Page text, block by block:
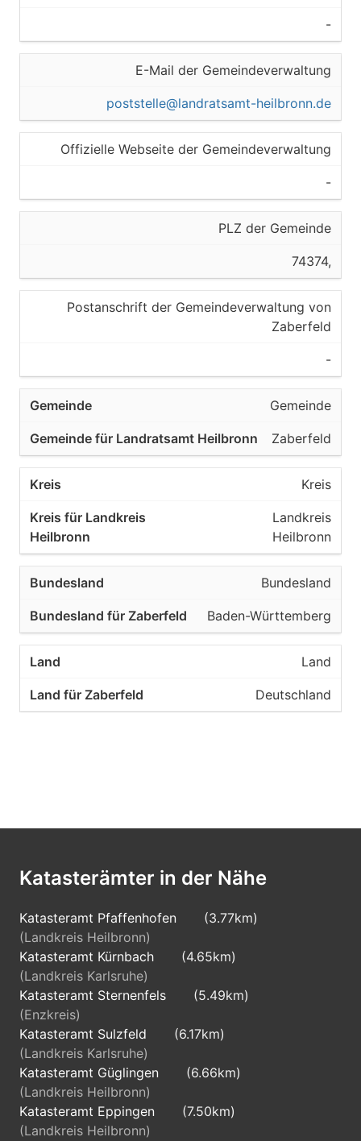
-
E-Mail der Gemeindeverwaltung
poststelle@landratsamt-heilbronn.de
Offizielle Webseite der Gemeindeverwaltung
-
PLZ der Gemeinde
74374,
Postanschrift der Gemeindeverwaltung von
Zaberfeld
-
Gemeinde
Zaberfeld
Kreis
Landkreis
Heilbronn
Bundesland
Baden-Württemberg
Land
Deutschland
Katasterämter in der Nähe
Katasteramt Pfaffenhofen
(3.77km)
(Landkreis Heilbronn)
Katasteramt Kürnbach
(4.65km)
(Landkreis Karlsruhe)
Katasteramt Sternenfels
(5.49km)
(Enzkreis)
Katasteramt Sulzfeld
(6.17km)
(Landkreis Karlsruhe)
Katasteramt Güglingen
(6.66km)
(Landkreis Heilbronn)
Katasteramt Eppingen
(7.50km)
(Landkreis Heilbronn)